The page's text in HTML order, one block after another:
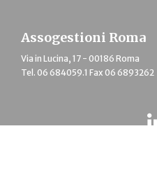
Assogestioni Roma
Via in Lucina, 17 - 00186 Roma
Tel. 06 684059.1 Fax 06 6893262